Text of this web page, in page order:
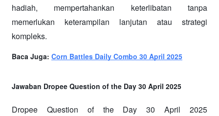
hadiah, mempertahankan keterlibatan tanpa
memerlukan keterampilan lanjutan atau strategi
kompleks.
Baca Juga: Corn Battles Daily Combo 30 April 2025
Jawaban Dropee Question of the Day 30 April 2025
Dropee Question of the Day 30 April 2025